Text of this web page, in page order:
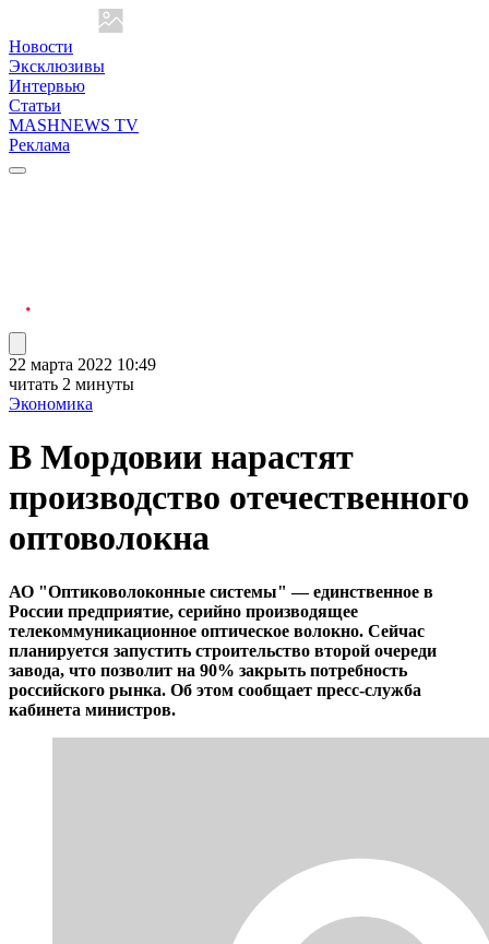
Новости
Эксклюзивы
Интервью
Статьи
MASHNEWS TV
Реклама
22 марта 2022 10:49
читать 2 минуты
Экономика
В Мордовии нарастят
производство отечественного
оптоволокна
АО "Оптиковолоконные системы" — единственное в
России предприятие, серийно производящее
телекоммуникационное оптическое волокно. Сейчас
планируется запустить строительство второй очереди
завода, что позволит на 90% закрыть потребность
российского рынка. Об этом сообщает пресс-служба
кабинета министров.